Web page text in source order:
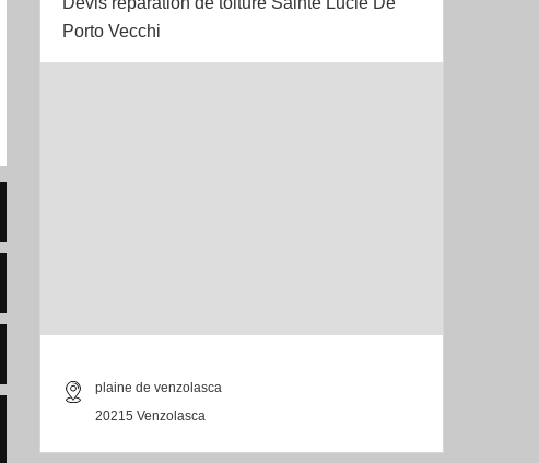
Porto Vecchi
plaine de venzolasca
20215 Venzolasca